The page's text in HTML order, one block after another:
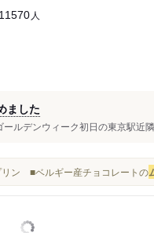
11570 人
ました
ルデンウィーク初日の東京駅近
ン ■ベルギー産チョコレートの